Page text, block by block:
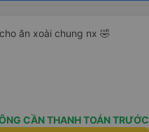
ăn xoài chung nx 🤣
CẦN THANH TOÁN TRƯỚC